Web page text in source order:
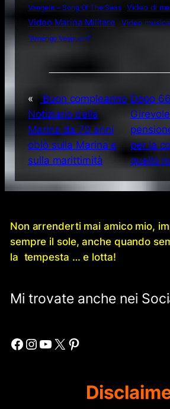
Vangelis – Song Of The Seas
Video di
Video Marina Militare Video
“Amerigo Vespucci”
«
Buon compleanno
Notiziario della
Marina da 70 anni
oblò sulla Marina e
sulla marittimità
Dopo
per la
quello
Non arrenderti mai amico mio,
sempre il sole, anche quando
la tempesta … e lotta!
Mi trovate anche nei
Facebook Instagram YouTube X Pinterest